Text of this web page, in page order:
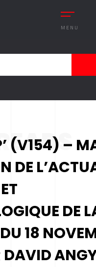
MENU
(V154) –
DE
DE
18